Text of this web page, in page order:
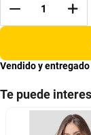
Vendido y entregado
Te puede